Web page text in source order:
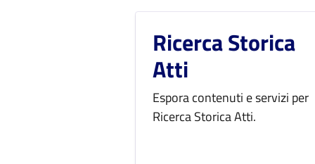
Ricerca Storica
Atti
Espora contenuti e servizi per
Ricerca Storica Atti.